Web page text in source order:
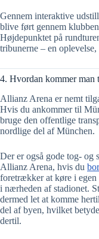
Gennem interaktive
blive ført gennem
Højdepunktet på
tribunerne – en
4. Hvordan kommer man
Allianz Arena er nemt
Hvis du ankommer til
bruge den offentlige
nordlige del af München.
Der er også gode tog- og
Allianz Arena, hvis du
foretrækker at køre i
i nærheden af stadionet.
dermed let at komme
del af byen, hvilket
dertil.